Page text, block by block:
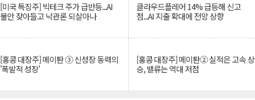
[미국 특징주] 빅테크 주가 급반등...AI
불안 잦아들고 낙관론 되살아나
클라우드플레어 14% 급등해 신고
점...AI 지출 확대에 전망 상향
[홍콩 대장주] 메이퇀 ③ 신성장 동력의
'폭발적 성장'
[홍콩 대장주] 메이퇀② 실적은 고속 상
승, 밸류는 역대 저점